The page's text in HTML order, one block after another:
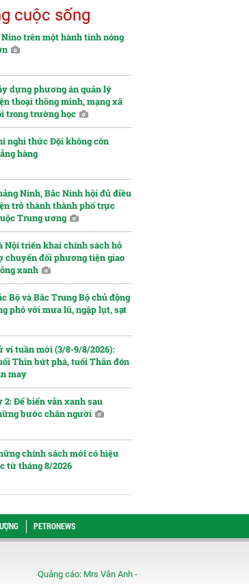
cuộc sống
Nino trên một hành tinh nóng
dựng phương án quản lý
thoại thông minh, mạng xã
trong trường học
nghi thức Đội không còn
hàng
Ninh, Bắc Ninh hội đủ điều
trở thành thành phố trực
Trung ương
Nội triển khai chính sách hỗ
chuyển đổi phương tiện giao
xanh
Bộ và Bắc Trung Bộ chủ động
phó với mưa lũ, ngập lụt, sạt
vi tuần mới (3/8-9/8/2026):
Thìn bứt phá, tuổi Thân đón
may
2: Để biển vẫn xanh sau
bước chân người
chính sách mới có hiệu
từ tháng 8/2026
PETRONEWS
Quảng cáo: Mrs Vân Anh -